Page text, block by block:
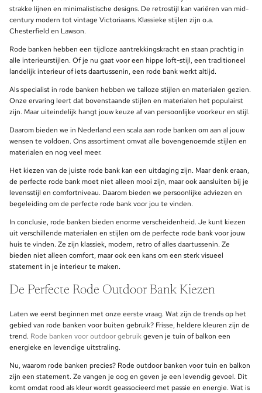
strakke lijnen en minimalistische designs. De retrostijl kan variëren van mid-
century modern tot vintage Victoriaans. Klassieke stijlen zijn o.a.
Chesterfield en Lawson.
Rode banken hebben een tijdloze aantrekkingskracht en staan prachtig in
alle interieurstijlen. Of je nu gaat voor een hippe loft-stijl, een traditioneel
landelijk interieur of iets daartussenin, een rode bank werkt altijd.
Als specialist in rode banken hebben we talloze stijlen en materialen gezien.
Onze ervaring leert dat bovenstaande stijlen en materialen het populairst
zijn. Maar uiteindelijk hangt jouw keuze af van persoonlijke voorkeur en stijl.
Daarom bieden we in Nederland een scala aan rode banken om aan al jouw
wensen te voldoen. Ons assortiment omvat alle bovengenoemde stijlen en
materialen en nog veel meer.
Het kiezen van de juiste rode bank kan een uitdaging zijn. Maar denk eraan,
de perfecte rode bank moet niet alleen mooi zijn, maar ook aansluiten bij je
levensstijl en comfortniveau. Daarom bieden we persoonlijke adviezen en
begeleiding om de perfecte rode bank voor jou te vinden.
In conclusie, rode banken bieden enorme verscheidenheid. Je kunt kiezen
uit verschillende materialen en stijlen om de perfecte rode bank voor jouw
huis te vinden. Ze zijn klassiek, modern, retro of alles daartussenin. Ze
bieden niet alleen comfort, maar ook een kans om een sterk visueel
statement in je interieur te maken.
De Perfecte Rode Outdoor Bank Kiezen
Laten we eerst beginnen met onze eerste vraag. Wat zijn de trends op het
gebied van rode banken voor buiten gebruik? Frisse, heldere kleuren zijn de
trend. Rode banken voor outdoor gebruikgeven je tuin of balkon een
energieke en levendige uitstraling.
Nu, waarom rode banken precies? Rode outdoor banken voor tuin en balkon
zijn een statement. Ze vangen je oog en geven je een levendig gevoel. Dit
komt omdat rood als kleur wordt geassocieerd met passie en energie. Wat is